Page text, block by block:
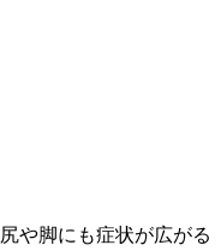
や脚にも症状が広がる